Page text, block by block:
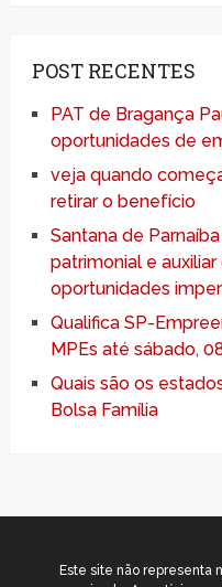
POST RECENTES
PAT de Bragança
oportunidades de
veja quando
retirar o benefício
Santana de
patrimonial e
oportunidades
Qualifica SP-
MPEs até sábado,
Quais são os
Bolsa Família
Este site não representa